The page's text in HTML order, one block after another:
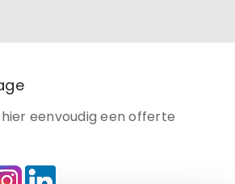
eenvoudig een offerte